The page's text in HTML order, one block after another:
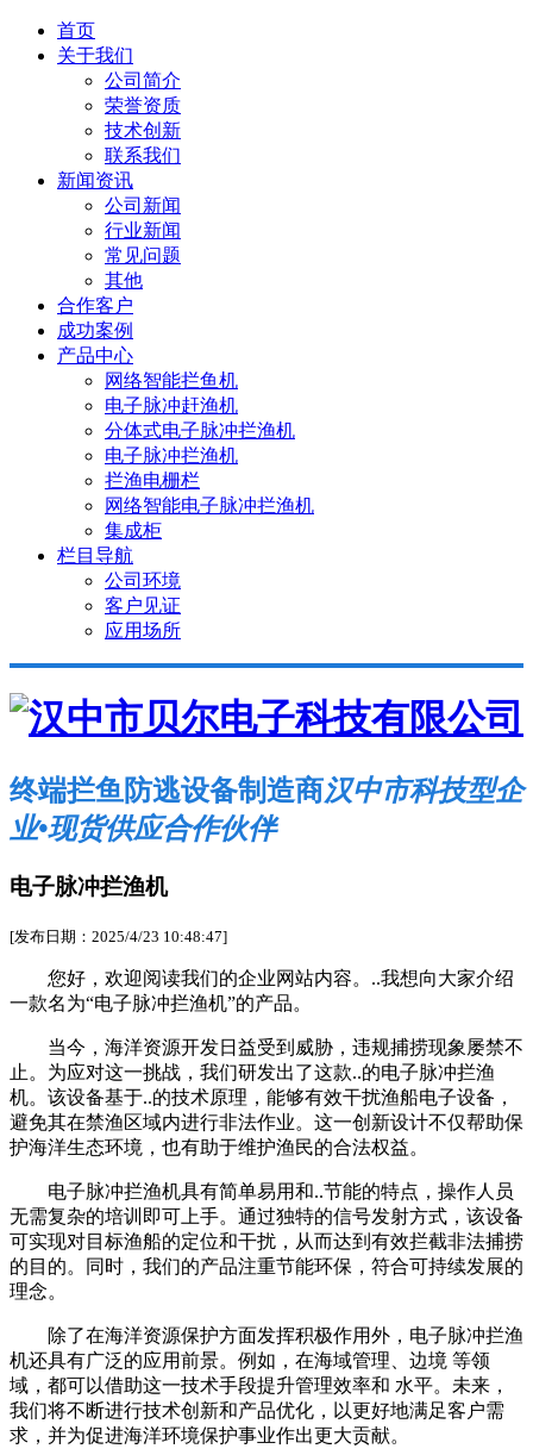
首页
关于我们
公司简介
荣誉资质
技术创新
联系我们
新闻资讯
公司新闻
行业新闻
常见问题
其他
合作客户
成功案例
产品中心
网络智能拦鱼机
电子脉冲赶渔机
分体式电子脉冲拦渔机
电子脉冲拦渔机
拦渔电栅栏
网络智能电子脉冲拦渔机
集成柜
栏目导航
公司环境
客户见证
应用场所
终端拦鱼防逃设备制造商汉中市科技型企
业•现货供应合作伙伴
电子脉冲拦渔机
[发布日期：2025/4/23 10:48:47]
您好，欢迎阅读我们的企业网站内容。..我想向大家介绍
一款名为“电子脉冲拦渔机”的产品。
当今，海洋资源开发日益受到威胁，违规捕捞现象屡禁不
止。为应对这一挑战，我们研发出了这款..的电子脉冲拦渔
机。该设备基于..的技术原理，能够有效干扰渔船电子设备，
避免其在禁渔区域内进行非法作业。这一创新设计不仅帮助保
护海洋生态环境，也有助于维护渔民的合法权益。
电子脉冲拦渔机具有简单易用和..节能的特点，操作人员
无需复杂的培训即可上手。通过独特的信号发射方式，该设备
可实现对目标渔船的定位和干扰，从而达到有效拦截非法捕捞
的目的。同时，我们的产品注重节能环保，符合可持续发展的
理念。
除了在海洋资源保护方面发挥积极作用外，电子脉冲拦渔
机还具有广泛的应用前景。例如，在海域管理、边境 等领
域，都可以借助这一技术手段提升管理效率和 水平。未来，
我们将不断进行技术创新和产品优化，以更好地满足客户需
求，并为促进海洋环境保护事业作出更大贡献。